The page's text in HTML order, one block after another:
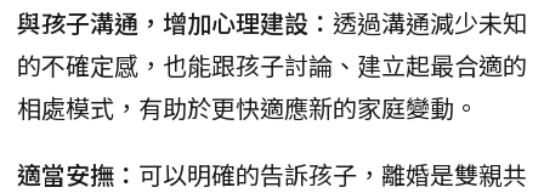
與孩子溝通，增加心理建設： 透過溝通減少未知
的不確定感，也能跟孩子討論、建立起最合適的
相處模式，有助於更快適應新的家庭變動。
適當安撫： 可以明確的告訴孩子，離婚是雙親共